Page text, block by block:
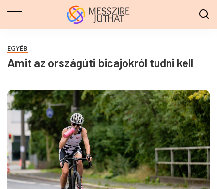
EGYÉB
Amit az országúti bicajokról tudni kell